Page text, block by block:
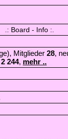
.: Board - Info :.
Mitglieder 28,
2 244, mehr ..